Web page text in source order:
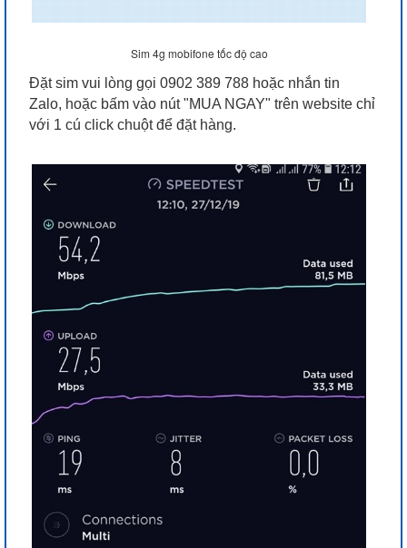
Sim 4g mobifone tốc độ cao
Đặt sim vui lòng gọi 0902 389 788 hoặc nhắn tin
Zalo, hoặc bấm vào nút "MUA NGAY" trên website chỉ
với 1 cú click chuột để đặt hàng.